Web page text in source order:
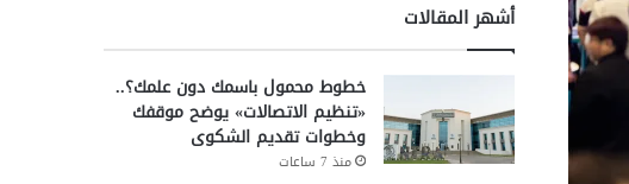
أشهر المقالات
خطوط محمول باسمك دون علمك؟..
«تنظيم الاتصالات» يوضح موقفك
وخطوات تقديم الشكوى
منذ 7 ساعات